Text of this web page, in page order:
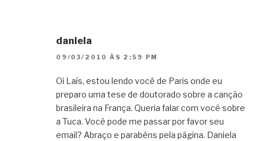
daniela
09/03/2010 ÀS 2:59 PM
Oi Laís, estou lendo você de Paris onde eu
preparo uma tese de doutorado sobre a canção
brasileira na França. Queria falar com você sobre
a Tuca. Você pode me passar por favor seu
email? Abraço e parabéns pela página. Daniela